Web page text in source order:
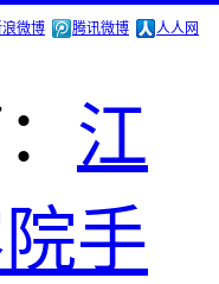
微博 腾讯微博
人人网
江
手